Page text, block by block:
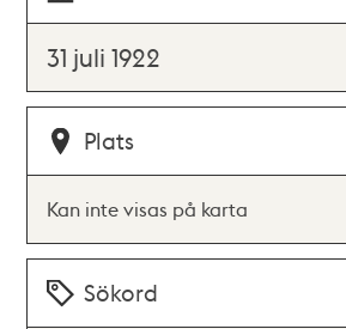
31 juli 1922
Plats
Kan inte visas på karta
Sökord